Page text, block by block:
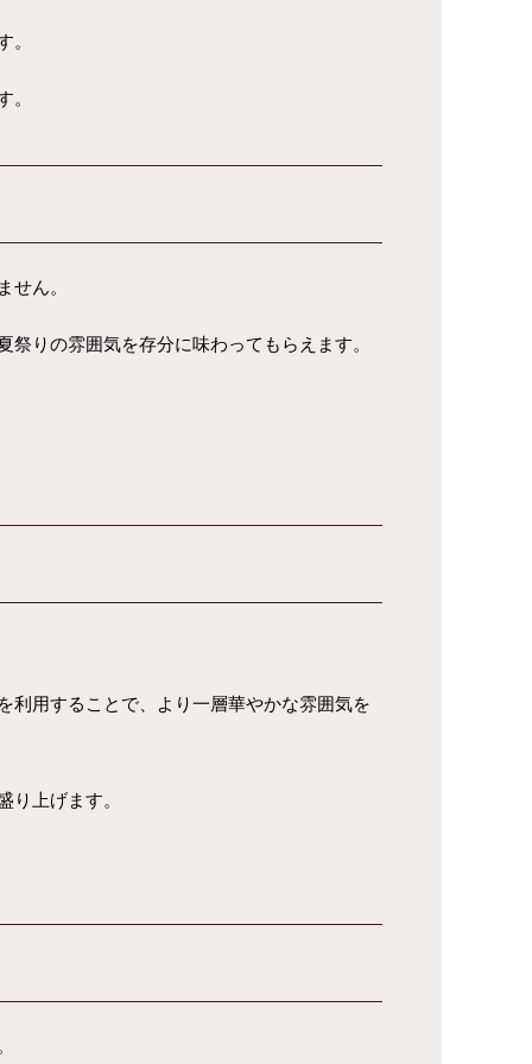
。
。
せん。
りの雰囲気を存分に味わってもらえます。
利用することで、より一層華やかな雰囲気を
り上げます。